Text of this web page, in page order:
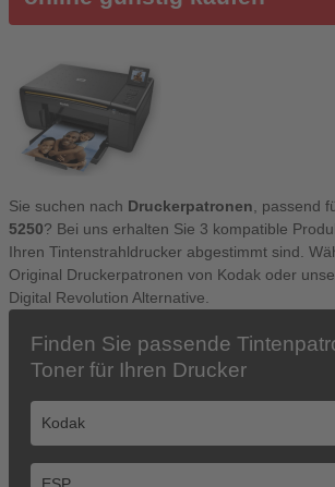
Sie suchen nach Druckerpatronen , passend
5250? Bei uns erhalten Sie 3 kompatible
Ihren Tintenstrahldrucker abgestimmt sind.
Original Druckerpatronen von Kodak oder
Digital Revolution Alternative.
Finden Sie passende
Toner für Ihren Drucker